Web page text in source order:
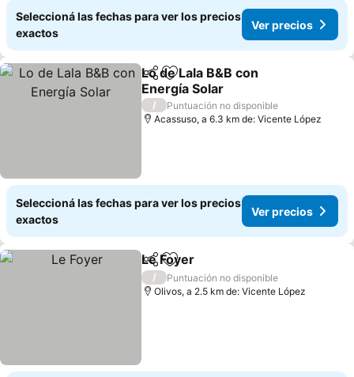
Seleccioná las fechas para ver los precios
exactos
Ver precios
CompartirAñadir a favoritos
Lo de Lala B&B con
Energía Solar
/
Puntuación no disponible
Acassuso, a 6.3 km de: Vicente López
Seleccioná las fechas para ver los precios
exactos
Ver precios
CompartirAñadir a favoritos
Le Foyer
/
Puntuación no disponible
Olivos, a 2.5 km de: Vicente López